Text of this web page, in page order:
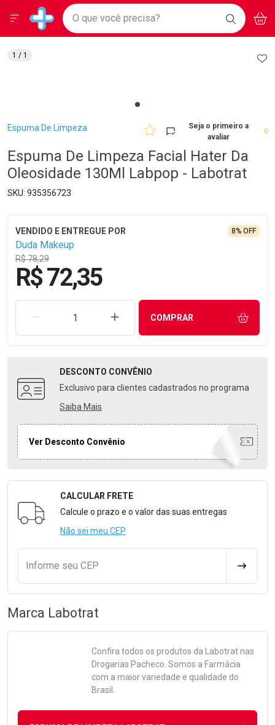
Drogarias Pacheco
Baixe nosso APP e aproveite Ofertas Exclusivas!
BAIXE
O APP
Ir direto para a home
pela página
Ir direto para o conteúdo
Ir direto para a busca
Ir direto para a conta
Faça a sua busca
O que você precisa? BUSCAR
Menu
Breadcrumb
Espuma De Limpeza
Seja o primeiro a
avaliar
0
Espuma De Limpeza Facial Hater Da
Oleosidade 130Ml Labpop - Labotrat
935356723
Duda Makeup
R$ 78,29
8% OFF
R$ 72,35
REMOVER UMA UNIDADEAUMENTAR UMA UNIDADE
COMPRAR
DESCONTO CONVÊNIO
Exclusivo para clientes cadastrados no programa
Saiba Mais
Ver Desconto Convênio
Formulário para Calcular o Frete
CALCULAR FRETE
Calcule o prazo e o valor das suas entregas
Não sei meu CEP
Informe seu CEP
1 / 1
Marca Labotrat
Confira todos os produtos da Labotratnas
Drogarias Pacheco. Somos a Farmácia
com a maior variedade e qualidade do
Brasil.